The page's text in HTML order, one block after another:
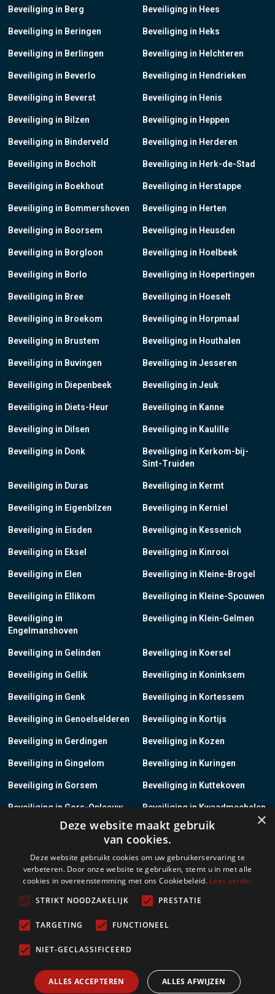
Beveiliging in Berg
Beveiliging in Beringen
Beveiliging in Berlingen
Beveiliging in Beverlo
Beveiliging in Beverst
Beveiliging in Bilzen
Beveiliging in Binderveld
Beveiliging in Bocholt
Beveiliging in Boekhout
Beveiliging in Bommershoven
Beveiliging in Boorsem
Beveiliging in Borgloon
Beveiliging in Borlo
Beveiliging in Bree
Beveiliging in Broekom
Beveiliging in Brustem
Beveiliging in Buvingen
Beveiliging in Diepenbeek
Beveiliging in Diets-Heur
Beveiliging in Dilsen
Beveiliging in Donk
Beveiliging in Duras
Beveiliging in Eigenbilzen
Beveiliging in Eisden
Beveiliging in Eksel
Beveiliging in Elen
Beveiliging in Ellikom
Beveiliging in
Engelmanshoven
Beveiliging in Gelinden
Beveiliging in Gellik
Beveiliging in Genk
Beveiliging in Genoelselderen
Beveiliging in Gerdingen
Beveiliging in Gingelom
Beveiliging in Gorsem
Beveiliging in Gors-Opleeuw
Beveiliging in Gotem
Beveiliging in Groot-Loon
Beveiliging in Grote-Brogel
Beveiliging in Grote-Spouwen
Beveiliging in Hees
Beveiliging in Heks
Beveiliging in Helchteren
Beveiliging in Hendrieken
Beveiliging in Henis
Beveiliging in Heppen
Beveiliging in Herderen
Beveiliging in Herk-de-Stad
Beveiliging in Herstappe
Beveiliging in Herten
Beveiliging in Heusden
Beveiliging in Hoelbeek
Beveiliging in Hoepertingen
Beveiliging in Hoeselt
Beveiliging in Horpmaal
Beveiliging in Houthalen
Beveiliging in Jesseren
Beveiliging in Jeuk
Beveiliging in Kanne
Beveiliging in Kaulille
Beveiliging in Kerkom-bij-
Sint-Truiden
Beveiliging in Kermt
Beveiliging in Kerniel
Beveiliging in Kessenich
Beveiliging in Kinrooi
Beveiliging in Kleine-Brogel
Beveiliging in Kleine-Spouwen
Beveiliging in Klein-Gelmen
Beveiliging in Koersel
Beveiliging in Koninksem
Beveiliging in Kortessem
Beveiliging in Kortijs
Beveiliging in Kozen
Beveiliging in Kuringen
Beveiliging in Kuttekoven
Beveiliging in Kwaadmechelen
Beveiliging in Lanaken
Beveiliging in Lauw
Beveiliging in Leopoldsburg
×
Deze website maakt gebruik
van cookies.
Deze website gebruikt cookies om uw gebruikerservaring te
verbeteren. Door onze website te gebruiken, stemt u in met alle
cookies in overeenstemming met ons Cookiebeleid. Lees verder
STRIKT NOODZAKELIJK
PRESTATIE
TARGETING FUNCTIONEEL
NIET-GECLASSIFICEERD
ALLES ACCEPTEREN ALLES AFWIJZEN